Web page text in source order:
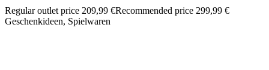
Regular outlet price 209,99 €Recommended price 299,99 €
Geschenkideen, Spielwaren